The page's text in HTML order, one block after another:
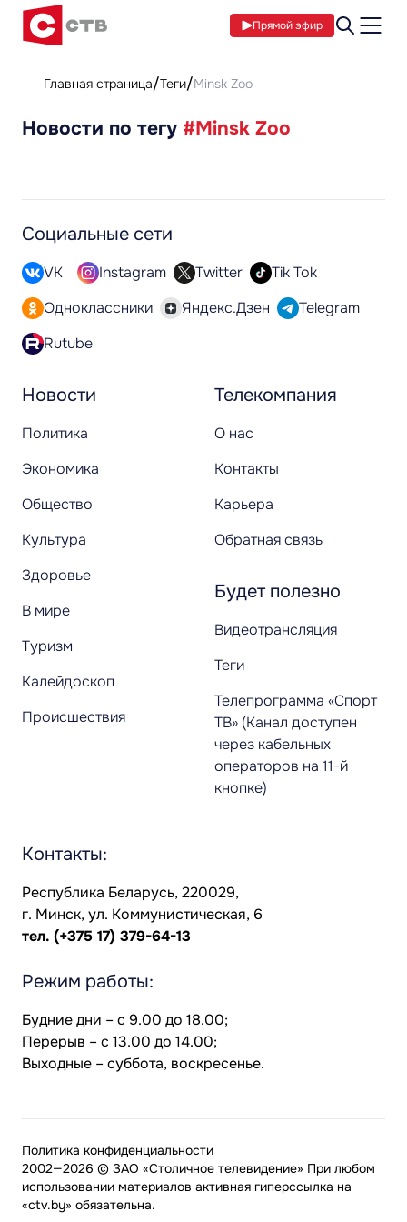
Прямой эфир
Главная страница Теги Minsk Zoo
Новости по тегу #Minsk Zoo
Новости
Политика
Экономика
Общество
Культура
Здоровье
В мире
Туризм
Калейдоскоп
Происшествия
Телекомпания
О нас
Контакты
Карьера
Обратная связь
Будет полезно
Видеотрансляция
Теги
Телепрограмма «Спорт
ТВ» (Канал доступен
через кабельных
операторов на 11-й
кнопке)
Социальные сети
VK Instagram Twitter
Tik Tok
Одноклассники
Яндекс.Дзен
Telegram
Rutube
Контакты:
Республика Беларусь, 220029,
г. Минск, ул. Коммунистическая, 6
тел. (+375 17) 379-64-13
Режим работы:
Будние дни – с 9.00 до 18.00;
Перерыв – с 13.00 до 14.00;
Выходные – суббота, воскресенье.
2002—2026 © ЗАО «Столичное телевидение» При любом
использовании материалов активная гиперссылка на
«ctv.by» обязательна.
Политика конфиденциальности